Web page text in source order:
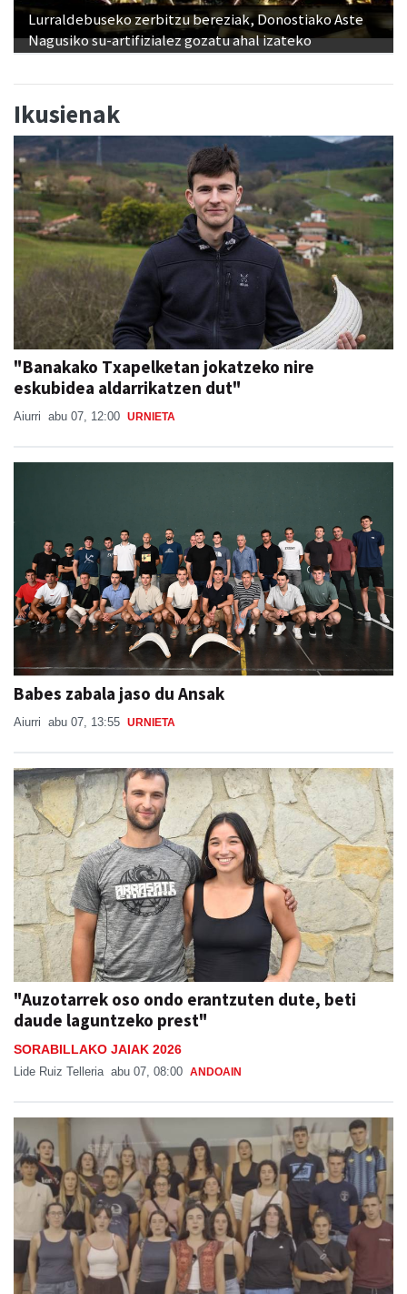
Lurraldebuseko zerbitzu bereziak, Donostiako Aste
Nagusiko su-artifizialez gozatu ahal izateko
Ikusienak
"Banakako Txapelketan jokatzeko nire
eskubidea aldarrikatzen dut"
Aiurri abu 07, 12:00 URNIETA
Babes zabala jaso du Ansak
Aiurri abu 07, 13:55 URNIETA
"Auzotarrek oso ondo erantzuten dute, beti
daude laguntzeko prest"
SORABILLAKO JAIAK 2026
Lide Ruiz Telleria abu 07, 08:00 ANDOAIN